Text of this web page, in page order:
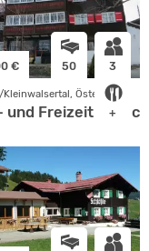
€ 50 3
+
Österreich
und Freizeithof